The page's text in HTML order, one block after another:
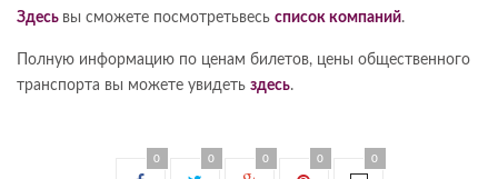
Здесь вы сможете посмотретьвесь список компаний.
Полную информацию по ценам билетов, цены общественного
транспорта вы можете увидеть здесь.
0 0 0 0 0